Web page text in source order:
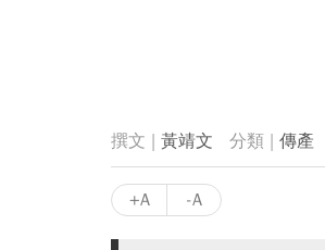
黃靖文 傳產
+A -A